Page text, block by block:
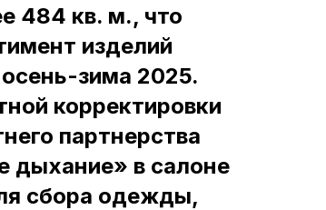
484 кв. м., что
изделий
осень-зима 2025.
корректировки
партнерства
дыхание» в салоне
сбора одежды,